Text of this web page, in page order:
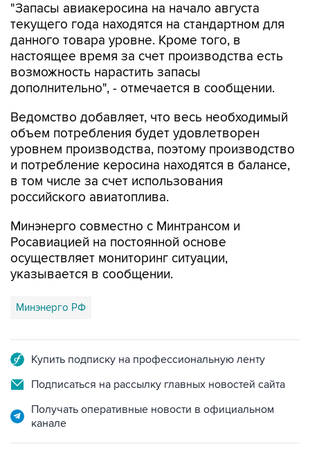
"Запасы авиакеросина на начало августа
текущего года находятся на стандартном для
данного товара уровне. Кроме того, в
настоящее время за счет производства есть
возможность нарастить запасы
дополнительно", - отмечается в сообщении.
Ведомство добавляет, что весь необходимый
объем потребления будет удовлетворен
уровнем производства, поэтому производство
и потребление керосина находятся в балансе,
в том числе за счет использования
российского авиатоплива.
Минэнерго совместно с Минтрансом и
Росавиацией на постоянной основе
осуществляет мониторинг ситуации,
указывается в сообщении.
Минэнерго РФ
Купить подписку на профессиональную ленту
Подписаться на рассылку главных новостей сайта
Получать оперативные новости в официальном
канале